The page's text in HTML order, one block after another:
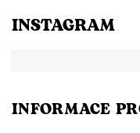
INSTAGRAM
INFORMACE